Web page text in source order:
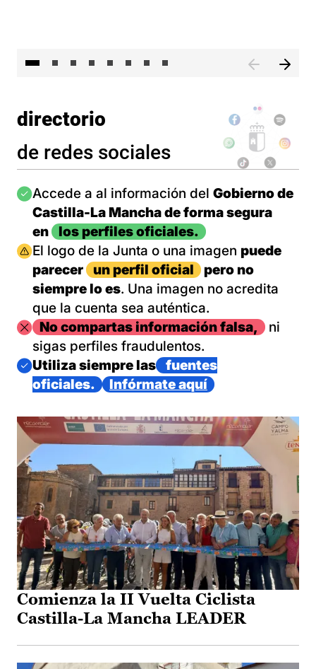
directorio
de redes sociales
Imagen
Accede a al información del Gobierno de
Castilla-La Mancha de forma segura
en
los perfiles oficiales.
Imagen
El logo de la Junta o una imagen puede
parecer
un perfil oficial
pero no
siempre lo es. Una imagen no acredita
que la cuenta sea auténtica.
ImagenNo compartas información falsa,
ni
sigas perfiles fraudulentos.
Imagen
Utiliza siempre las
fuentes
oficiales.
Infórmate aquí
Comienza la II Vuelta Ciclista
Castilla-La Mancha LEADER